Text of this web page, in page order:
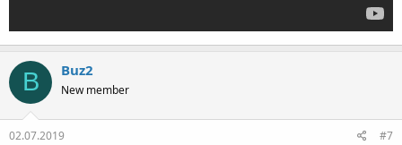
B Buz2
New member
02.07.2019 #7